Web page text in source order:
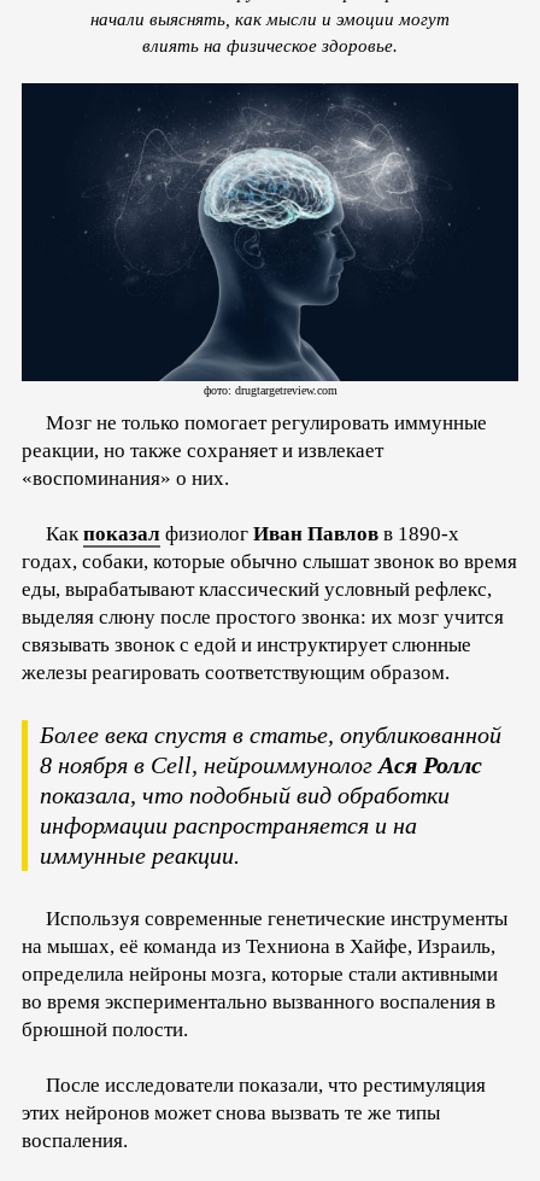
начали выяснять, как мысли и эмоции могут
влиять на физическое здоровье.
фото: drugtargetreview.com
Мозг не только помогает регулировать иммунные
реакции, но также сохраняет и извлекает
«воспоминания» о них.
Какпоказал физиолог Иван Павлов в 1890-х
годах, собаки, которые обычно слышат звонок во время
еды, вырабатывают классический условный рефлекс,
выделяя слюну после простого звонка: их мозг учится
связывать звонок с едой и инструктирует слюнные
железы реагировать соответствующим образом.
Более века спустя в статье, опубликованной
8 ноября в Cell, нейроиммунолог Ася Роллс
показала, что подобный вид обработки
информации распространяется и на
иммунные реакции.
Используя современные генетические инструменты
на мышах, её команда из Техниона в Хайфе, Израиль,
определила нейроны мозга, которые стали активными
во время экспериментально вызванного воспаления в
брюшной полости.
После исследователи показали, что рестимуляция
этих нейронов может снова вызвать те же типы
воспаления.